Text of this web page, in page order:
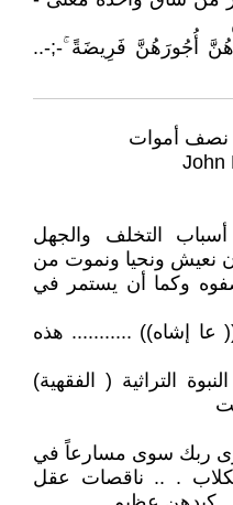
أُجُورَهُنَّ فَرِيضَةً ۚ-;-..
John
التخلف والجهل
نعيش ونحيا ونموت من
وكما أن يستمر في
عا إشاه)) ........... هذه
التراثية ( الفقهية)
أرى ربك سوى مسارعاً في
. .. ناقصات عقل